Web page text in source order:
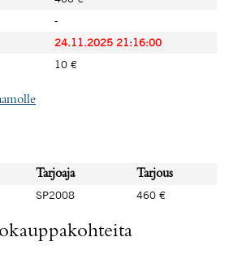
-
24.11.2025 21:16:00
10 €
Tarjoaja
Tarjous
SP2008 460 €